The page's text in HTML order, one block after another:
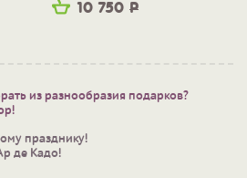
10 750 Р
из разнообразия подарков?
празднику!
де Кадо!